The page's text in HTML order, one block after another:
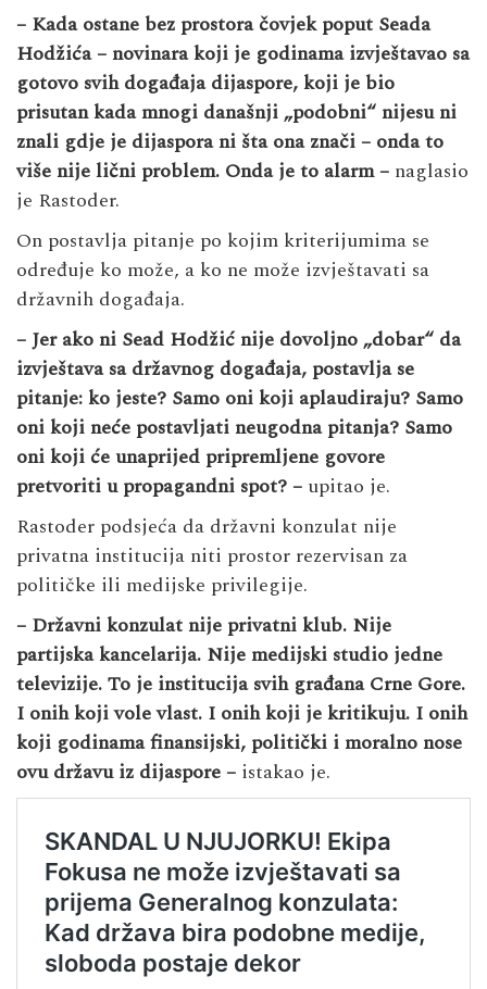
– Kada ostane bez prostora čovjek poput Seada
Hodžića – novinara koji je godinama izvještavao sa
gotovo svih događaja dijaspore, koji je bio
prisutan kada mnogi današnji „podobni“ nijesu ni
znali gdje je dijaspora ni šta ona znači – onda to
više nije lični problem. Onda je to alarm – naglasio
je Rastoder.
On postavlja pitanje po kojim kriterijumima se
određuje ko može, a ko ne može izvještavati sa
državnih događaja.
– Jer ako ni Sead Hodžić nije dovoljno „dobar“ da
izvještava sa državnog događaja, postavlja se
pitanje: ko jeste? Samo oni koji aplaudiraju? Samo
oni koji neće postavljati neugodna pitanja? Samo
oni koji će unaprijed pripremljene govore
pretvoriti u propagandni spot? – upitao je.
Rastoder podsjeća da državni konzulat nije
privatna institucija niti prostor rezervisan za
političke ili medijske privilegije.
– Državni konzulat nije privatni klub. Nije
partijska kancelarija. Nije medijski studio jedne
televizije. To je institucija svih građana Crne Gore.
I onih koji vole vlast. I onih koji je kritikuju. I onih
koji godinama finansijski, politički i moralno nose
ovu državu iz dijaspore – istakao je.